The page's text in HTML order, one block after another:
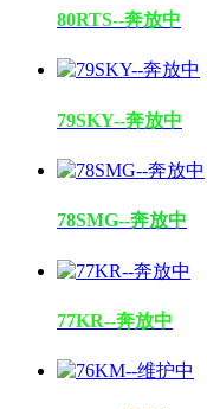
80RTS--奔放中
79SKY--奔放中
78SMG--奔放中
77KR--奔放中